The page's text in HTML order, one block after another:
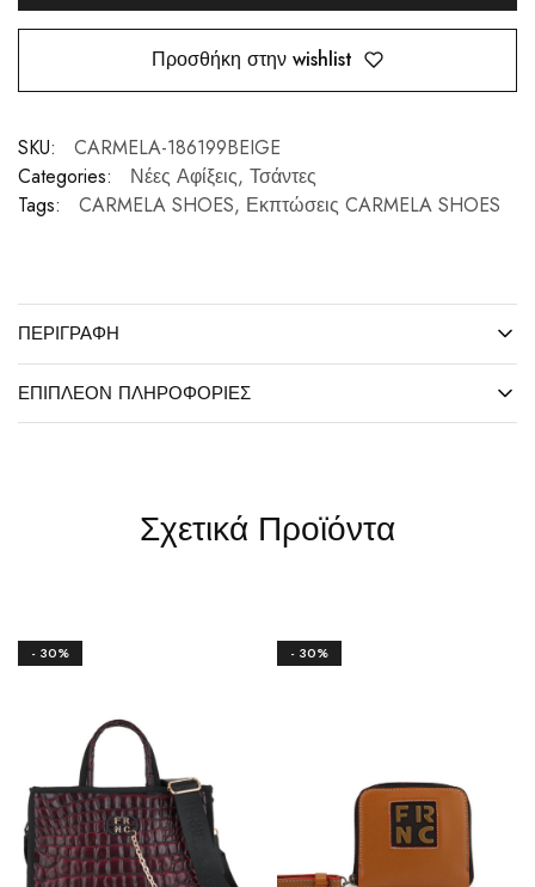
Προσθήκη στην wishlist
SKU:
CARMELA-186199BEIGE
Categories:
Νέες Αφίξεις, Τσάντες
Tags:
CARMELA SHOES, Εκπτώσεις CARMELA SHOES
ΠΕΡΙΓΡΑΦΉ
ΕΠΙΠΛΈΟΝ ΠΛΗΡΟΦΟΡΊΕΣ
Σχετικά Προϊόντα
- 30% - 30%